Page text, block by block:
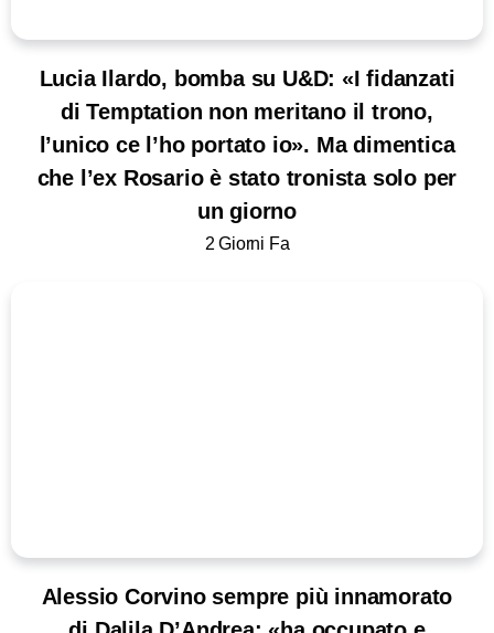
Lucia Ilardo, bomba su U&D: «I fidanzati
di Temptation non meritano il trono,
l’unico ce l’ho portato io». Ma dimentica
che l’ex Rosario è stato tronista solo per
un giorno
2 Giorni Fa
Alessio Corvino sempre più innamorato